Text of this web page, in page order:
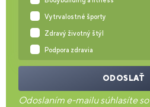
Vytrvalostné športy
Zdravý životný štýl
Podpora zdravia
ODOSLAŤ
Odoslaním e-mailu súhlasíte so